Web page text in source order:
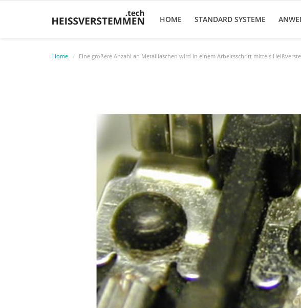
HOME STANDARD SYSTEME
Home Eine größere Anzahl an Metalllaschen wird in einem Arbeitsschritt mittels